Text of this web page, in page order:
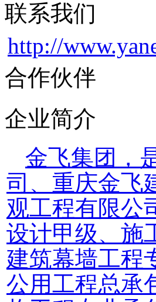
联系我们
http://
合作伙伴
企业简介
金飞集团，
司、重庆金飞
观工程有限公
设计甲级、施
建筑幕墙工程
公用工程总承